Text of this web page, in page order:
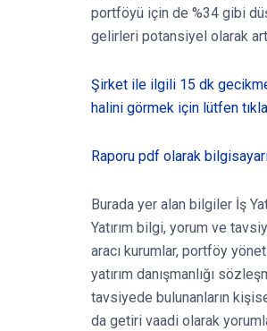
portföyü için de %34 gibi
gelirleri potansiyel olarak
Şirket ile ilgili 15 dk
halini görmek için lütfen
Raporu pdf olarak
Burada yer alan bilgiler İş
Yatırım bilgi, yorum ve
aracı kurumlar, portföy
yatırım danışmanlığı
tavsiyede bulunanların
da getiri vaadi olarak